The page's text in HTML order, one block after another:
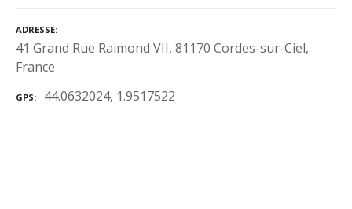
ADRESSE
41 Grand Rue Raimond VII, 81170 Cordes-sur-Ciel,
France
GPS 44.0632024, 1.9517522